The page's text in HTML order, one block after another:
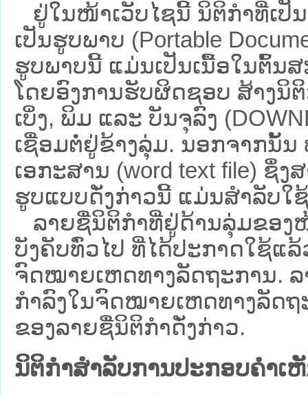
ຢູ່ໃນໜ້າ​ເວັບ​ໄຊ​ນີ້ ນິຕິກຳທີ່ເປັ
ເປັນຮູບພາບ (Portable
ຮູບພາບນີ້ ແມ່ນເປັນເນື້ອໃນຕົ້ນ
ໂດຍອົງການຮັບຜິດຊອບ ສ້າງນິ
ເບິ່ງ, ພິມ ແລະ ບັນຈຸລົງ
ເຊື່ອມຕໍ່ຢູ່ຂ້າງລຸ່ມ. ນອກຈາກນັ້ນ
ເອກະສານ (word text file) ຊຶ່
ຮູບແບບດັ່ງກ່າວນີ້ ແມ່ນສຳລັບໃ
ລາຍຊື່ນິຕິກຳທີ່ຢູ່ດ້ານລຸ່ມຂອງ
ບັງຄັບທົ່ວໄປ ທີ່ໄດ້ປະກາດໃຊ້ແ
ຈົດໝາຍເຫດທາງລັດຖະການ.
ກຳລົງໃນຈົດໝາຍເຫດທາງລັດ
ຂອງລາຍຊື່ນິຕິກໍາດັ່ງກ່າວ.
ນິຕິກຳສຳລັບການປະກອບຄຳເ